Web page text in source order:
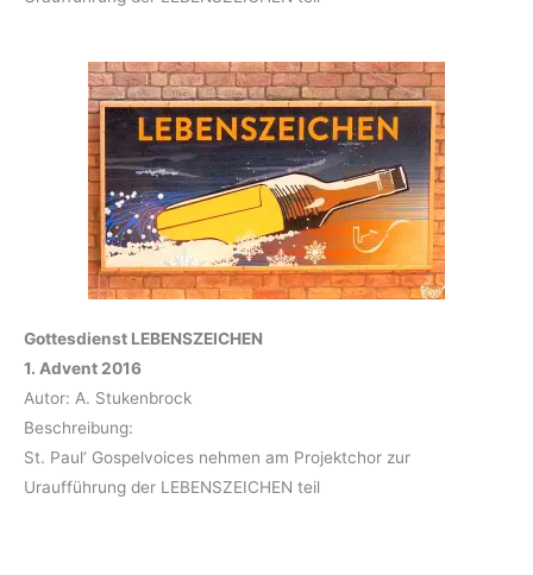
Gottesdienst LEBENSZEICHEN
1. Advent 2016
Autor: A. Stukenbrock
Beschreibung:
St. Paul‘ Gospelvoices nehmen am Projektchor zur
Uraufführung der LEBENSZEICHEN teil